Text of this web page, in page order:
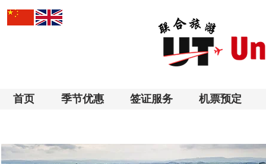
首页 季节优惠 签证服务 机票预定